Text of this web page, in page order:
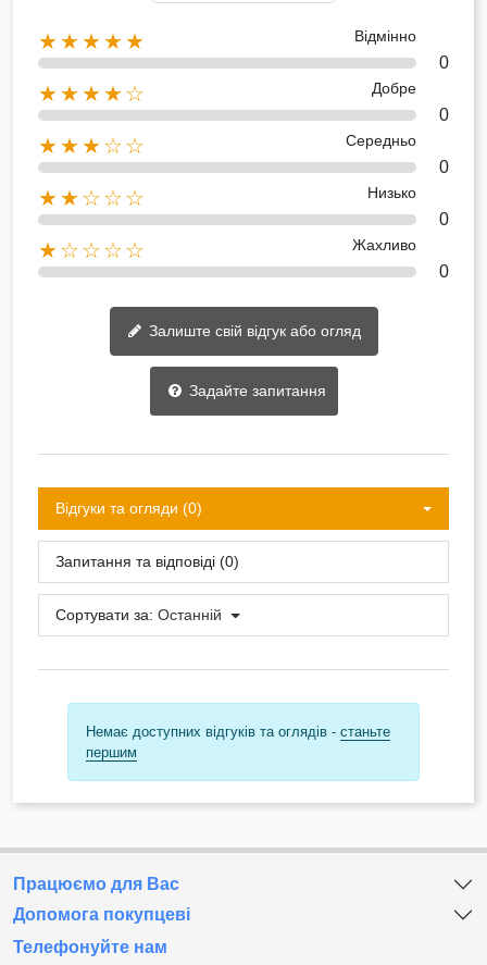
★★★★★ Відмінно
0
★★★★☆ Добре
0
★★★☆☆ Середньо
0
★★☆☆☆ Низько
0
★☆☆☆☆ Жахливо
0
Залиште свій відгук або огляд
Задайте запитання
Відгуки та огляди (0)
Запитання та відповіді (0)
Сортувати за: Останній
Немає доступних відгуків та оглядів - станьте
першим
Працюємо для Вас
Допомога покупцеві
Телефонуйте нам